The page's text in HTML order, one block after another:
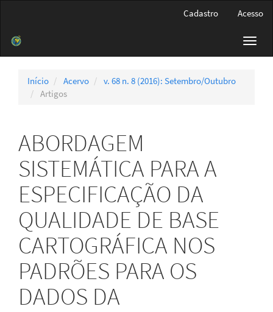
Barra
Cadastro Acesso
Início Acervo
v. 68 n. 8 (2016): Setembro/Outubro
Artigos
ABORDAGEM
SISTEMÁTICA PARA A
ESPECIFICAÇÃO DA
QUALIDADE DE BASE
CARTOGRÁFICA NOS
PADRÕES PARA OS
DADOS DA